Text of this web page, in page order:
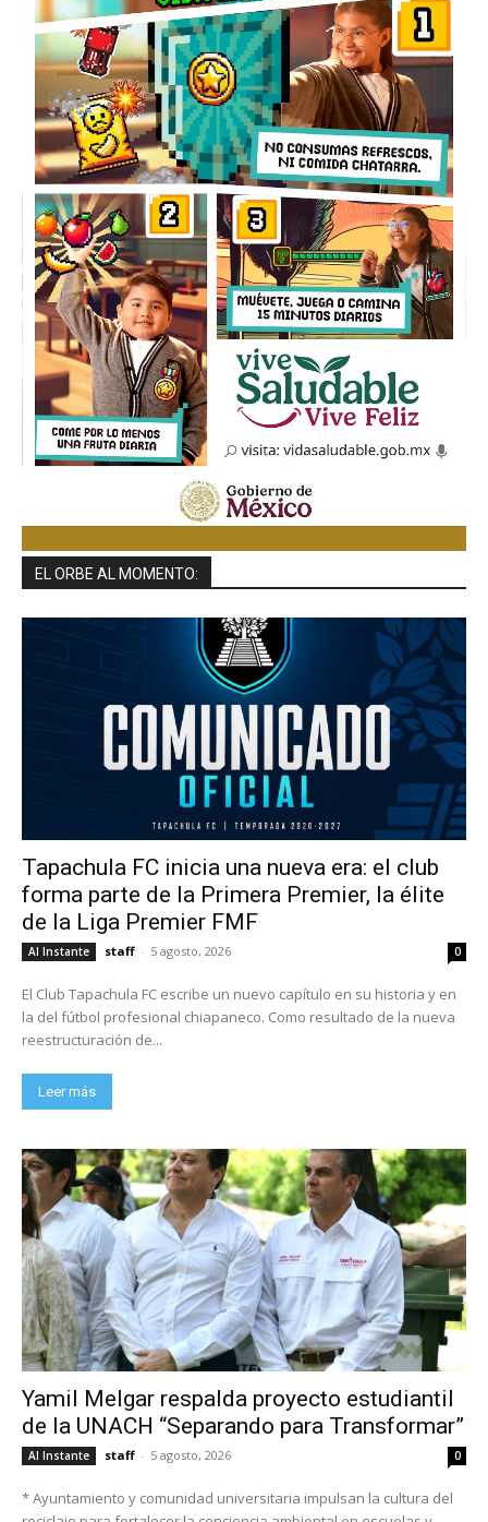
EL ORBE AL MOMENTO:
Tapachula FC inicia una nueva era: el club
forma parte de la Primera Premier, la élite
de la Liga Premier FMF
Al Instante staff - 5 agosto, 2026 0
El Club Tapachula FC escribe un nuevo capítulo en su historia y en
la del fútbol profesional chiapaneco. Como resultado de la nueva
reestructuración de...
Leer más
Yamil Melgar respalda proyecto estudiantil
de la UNACH “Separando para Transformar”
Al Instante staff - 5 agosto, 2026 0
* Ayuntamiento y comunidad universitaria impulsan la cultura del